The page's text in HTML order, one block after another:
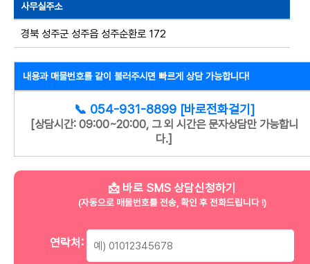
사무실주소
경북 성주군 성주읍 성주순환로 172
내용과 매물번호를 같이 불러주시면 빠르게 상담 가능합니다!
📞 054-931-8899 [바로전화걸기]
[상담시간: 09:00~20:00, 그 외 시간은 문자상담만 가능합니
다.]
📩 바로 SMS 상담신청하기
(자동으로 매물번호를 전송, 확인 후 전화드립니다 !)
연락처: